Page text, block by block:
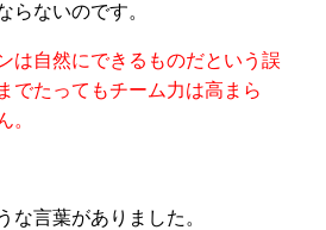
らないのです。
は自然にできるものだという誤
でたってもチーム力は高まら
。
な言葉がありました。